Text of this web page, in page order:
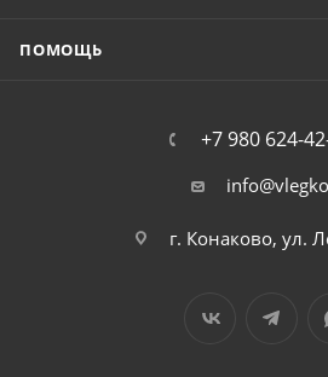
ПОМОЩЬ
+7 980 624-
г. Конаково, ул.